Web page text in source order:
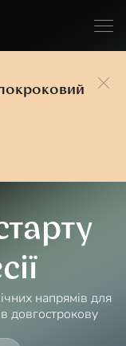
напрямів для
довгострокову